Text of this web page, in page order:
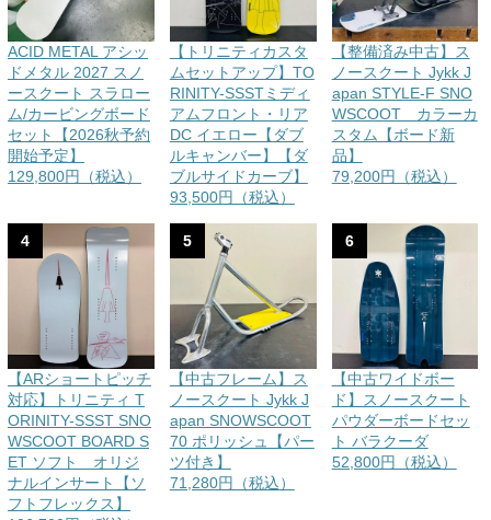
ACID METAL アシッ
ドメタル 2027 スノ
ースクート スラロー
ム/カービングボード
セット【2026秋予約
開始予定】
129,800円（税込）
【トリニティカスタ
ムセットアップ】TO
RINITY-SSSTミディ
アムフロント・リア
DC イエロー【ダブ
ルキャンバー】【ダ
ブルサイドカーブ】
93,500円（税込）
【整備済み中古】ス
ノースクート Jykk J
apan STYLE-F SNO
WSCOOT カラーカ
スタム【ボード新
品】
79,200円（税込）
4
【ARショートピッチ
対応】トリニティ T
ORINITY-SSST SNO
WSCOOT BOARD S
ET ソフト オリジ
ナルインサート【ソ
フトフレックス】
5
【中古フレーム】ス
ノースクート Jykk J
apan SNOWSCOOT
70 ポリッシュ【パー
ツ付き】
71,280円（税込）
6
【中古ワイドボー
ド】スノースクート
パウダーボードセッ
ト バラクーダ
52,800円（税込）